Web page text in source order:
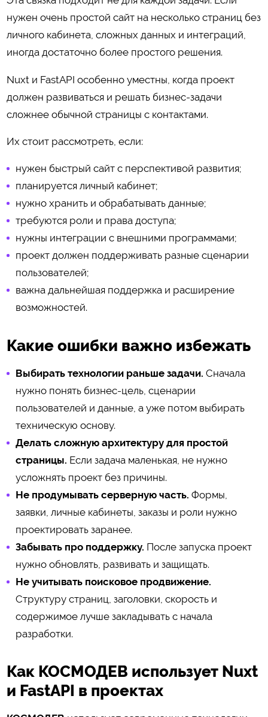
нужен очень простой сайт на несколько страниц без
личного кабинета, сложных данных и интеграций,
иногда достаточно более простого решения.
Nuxt и FastAPI особенно уместны, когда проект
должен развиваться и решать бизнес-задачи
сложнее обычной страницы с контактами.
Их стоит рассмотреть, если:
нужен быстрый сайт с перспективой развития;
планируется личный кабинет;
нужно хранить и обрабатывать данные;
требуются роли и права доступа;
нужны интеграции с внешними программами;
проект должен поддерживать разные сценарии
пользователей;
важна дальнейшая поддержка и расширение
возможностей.
Какие ошибки важно избежать
Выбирать технологии раньше задачи. Сначала
нужно понять бизнес-цель, сценарии
пользователей и данные, а уже потом выбирать
техническую основу.
Делать сложную архитектуру для простой
страницы. Если задача маленькая, не нужно
усложнять проект без причины.
Не продумывать серверную часть. Формы,
заявки, личные кабинеты, заказы и роли нужно
проектировать заранее.
Забывать про поддержку. После запуска проект
нужно обновлять, развивать и защищать.
Не учитывать поисковое продвижение.
Структуру страниц, заголовки, скорость и
содержимое лучше закладывать с начала
разработки.
Как КОСМОДЕВ использует Nuxt
и FastAPI в проектах